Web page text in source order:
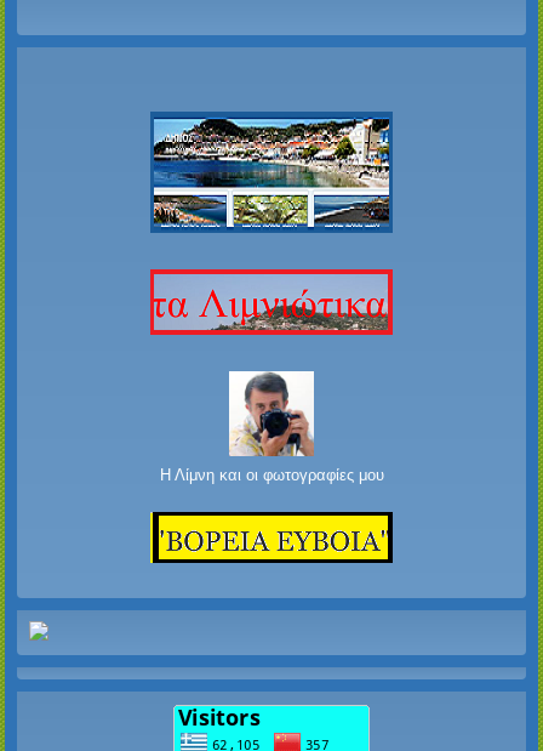
Η Λίμνη και οι φωτογραφίες μου